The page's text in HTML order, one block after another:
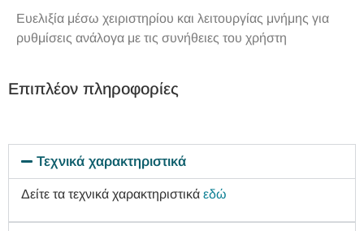
Ευελιξία μέσω χειριστηρίου και λειτουργίας μνήμης για
ρυθμίσεις ανάλογα με τις συνήθειες του χρήστη
Επιπλέον πληροφορίες
Τεχνικά χαρακτηριστικά
Δείτε τα τεχνικά χαρακτηριστικά εδώ